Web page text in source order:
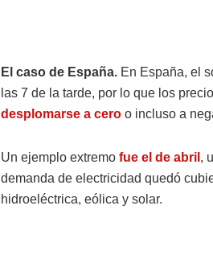
El caso de España. En España, el
las 7 de la tarde, por lo que los
desplomarse a cero o incluso a
Un ejemplo extremo fue el de abril ,
demanda de electricidad quedó
hidroeléctrica, eólica y solar.